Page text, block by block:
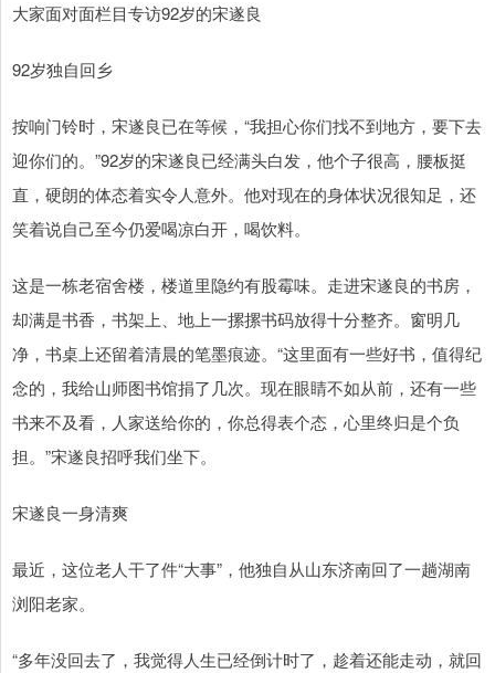
大家面对面栏目专访92岁的宋遂良
92岁独自回乡
按响门铃时，宋遂良已在等候，“我担心你们找不到地方，要下去
迎你们的。”92岁的宋遂良已经满头白发，他个子很高，腰板挺
直，硬朗的体态着实令人意外。他对现在的身体状况很知足，还
笑着说自己至今仍爱喝凉白开，喝饮料。
这是一栋老宿舍楼，楼道里隐约有股霉味。走进宋遂良的书房，
却满是书香，书架上、地上一摞摞书码放得十分整齐。窗明几
净，书桌上还留着清晨的笔墨痕迹。“这里面有一些好书，值得纪
念的，我给山师图书馆捐了几次。现在眼睛不如从前，还有一些
书来不及看，人家送给你的，你总得表个态，心里终归是个负
担。”宋遂良招呼我们坐下。
宋遂良一身清爽
最近，这位老人干了件“大事”，他独自从山东济南回了一趟湖南
浏阳老家。
“多年没回去了，我觉得人生已经倒计时了，趁着还能走动，就回